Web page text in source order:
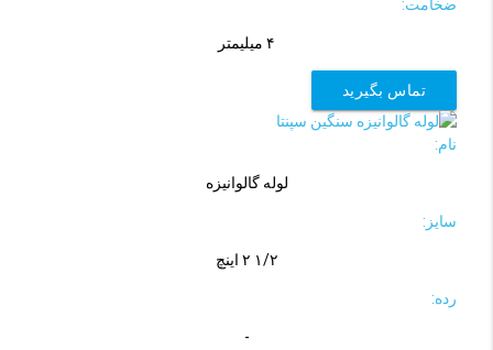
ضخامت:
۴ میلیمتر
تماس بگیرید
نام:
لوله گالوانیزه
سایز:
۱/۲ ۲ اینچ
رده:
-